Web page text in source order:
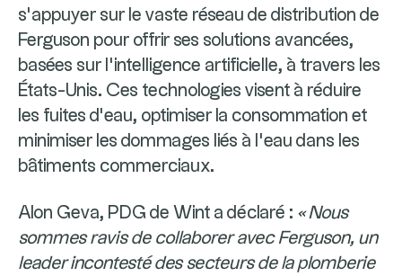
s’appuyer sur le vaste réseau de distribution de
Ferguson pour offrir ses solutions avancées,
basées sur l’intelligence artificielle, à travers les
États-Unis. Ces technologies visent à réduire
les fuites d’eau, optimiser la consommation et
minimiser les dommages liés à l’eau dans les
bâtiments commerciaux.
Alon Geva, PDG de Wint a déclaré : « Nous
sommes ravis de collaborer avec Ferguson, un
leader incontesté des secteurs de la plomberie